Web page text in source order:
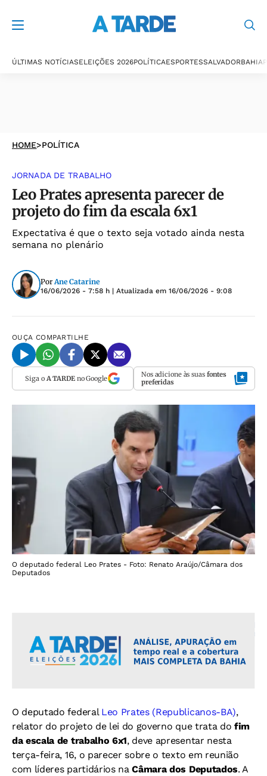
ÚLTIMAS NOTÍCIASELEIÇÕES 2026POLÍTICAESPORTESSALVADORBAHIA
HOME>POLÍTICA
JORNADA DE TRABALHO
Leo Prates apresenta parecer de
projeto do fim da escala 6x1
Expectativa é que o texto seja votado ainda nesta
semana no plenário
Por Ane Catarine
16/06/2026 - 7:58 h | Atualizada em 16/06/2026 - 9:08
OUÇA COMPARTILHE
Siga o A TARDEno Google Nos adicione às suas fontes
preferidas
O deputado federal Leo Prates - Foto: Renato Araújo/Câmara dos
Deputados
O deputado federal Leo Prates (Republicanos-BA),
relator do projeto de lei do governo que trata do fim
da escala de trabalho 6x1, deve apresentar nesta
terça-feira, 16, o parecer sobre o texto em reunião
com líderes partidários naCâmara dos Deputados. A